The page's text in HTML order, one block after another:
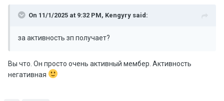
On 11/1/2025 at 9:32 PM, Kengyry said:
за активность зп получает?
Вы что. Он просто очень активный мембер. Активность
негативная